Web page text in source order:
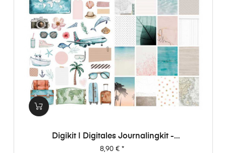
Digikit | Digitales Journalingkit -
Weltenbummler
Preis
8,90 €*